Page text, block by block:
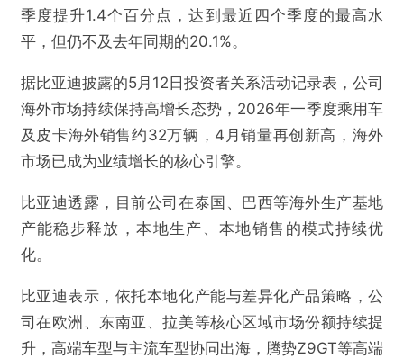
季度提升1.4个百分点，达到最近四个季度的最高水
平，但仍不及去年同期的20.1%。
据比亚迪披露的5月12日投资者关系活动记录表，公司
海外市场持续保持高增长态势，2026年一季度乘用车
及皮卡海外销售约32万辆，4月销量再创新高，海外
市场已成为业绩增长的核心引擎。
比亚迪透露，目前公司在泰国、巴西等海外生产基地
产能稳步释放，本地生产、本地销售的模式持续优
化。
比亚迪表示，依托本地化产能与差异化产品策略，公
司在欧洲、东南亚、拉美等核心区域市场份额持续提
升，高端车型与主流车型协同出海，腾势Z9GT等高端